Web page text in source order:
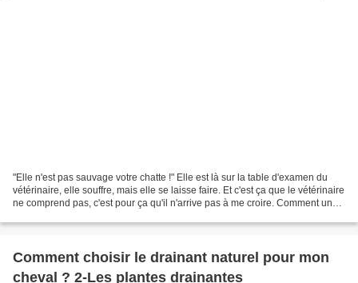
"Elle n'est pas sauvage votre chatte !" Elle est là sur la table d'examen du
vétérinaire, elle souffre, mais elle se laisse faire. Et c'est ça que le vétérinaire
ne comprend pas, c'est pour ça qu'il n'arrive pas à me croire. Comment un
Comment choisir le drainant naturel pour mon
cheval ? 2-Les plantes drainantes